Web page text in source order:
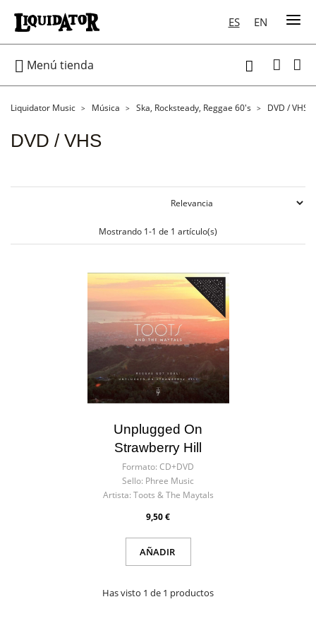
ES EN
 Menú tienda 
Liquidator Music Música Ska, Rocksteady, Reggae 60's DVD / VHS
DVD / VHS
Mostrando 1-1 de 1 artículo(s)
Unplugged On
Strawberry Hill
Formato: CD+DVD
Sello: Phree Music
Artista: Toots & The Maytals
9,50 €
AÑADIR
Has visto 1 de 1 productos